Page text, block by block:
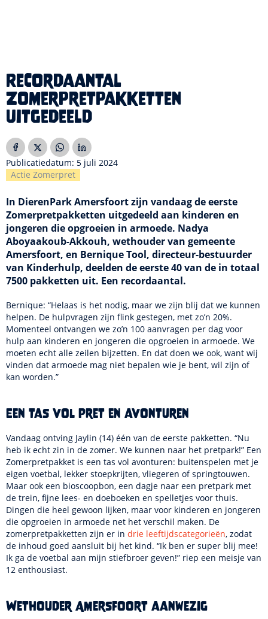
Recordaantal
Zomerpretpakketten
uitgedeeld
Publicatiedatum: 5 juli 2024
Actie Zomerpret
In DierenPark Amersfoort zijn vandaag de eerste
Zomerpretpakketten uitgedeeld aan kinderen en
jongeren die opgroeien in armoede. Nadya
Aboyaakoub-Akkouh, wethouder van gemeente
Amersfoort, en Bernique Tool, directeur-bestuurder
van Kinderhulp, deelden de eerste 40 van de in totaal
7500 pakketten uit. Een recordaantal.
Bernique: “Helaas is het nodig, maar we zijn blij dat we kunnen
helpen. De hulpvragen zijn flink gestegen, met zo’n 20%.
Momenteel ontvangen we zo’n 100 aanvragen per dag voor
hulp aan kinderen en jongeren die opgroeien in armoede. We
moeten echt alle zeilen bijzetten. En dat doen we ook, want wij
vinden dat armoede mag niet bepalen wie je bent, wil zijn of
kan worden.”
Een tas vol pret en avonturen
Vandaag ontving Jaylin (14) één van de eerste pakketten. “Nu
heb ik echt zin in de zomer. We kunnen naar het pretpark!” Een
Zomerpretpakket is een tas vol avonturen: buitenspelen met je
eigen voetbal, lekker stoepkrijten, vliegeren of springtouwen.
Maar ook een bioscoopbon, een dagje naar een pretpark met
de trein, fijne lees- en doeboeken en spelletjes voor thuis.
Dingen die heel gewoon lijken, maar voor kinderen en jongeren
die opgroeien in armoede net het verschil maken. De
zomerpretpakketten zijn er in drie leeftijdscategorieën, zodat
de inhoud goed aansluit bij het kind. “Ik ben er super blij mee!
Ik ga de voetbal aan mijn stiefbroer geven!” riep een meisje van
12 enthousiast.
Wethouder Amersfoort aanwezig